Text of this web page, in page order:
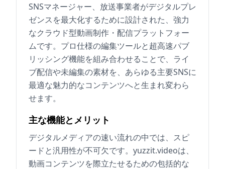
SNSマネージャー、放送事業者がデジタルプレ
ゼンスを最大化するために設計された、強力
なクラウド型動画制作・配信プラットフォー
ムです。プロ仕様の編集ツールと超高速パブ
リッシング機能を組み合わせることで、ライ
ブ配信や未編集の素材を、あらゆる主要SNSに
最適な魅力的なコンテンツへと生まれ変わら
せます。
主な機能とメリット
デジタルメディアの速い流れの中では、スピ
ードと汎用性が不可欠です。yuzzit.videoは、
動画コンテンツを際立たせるための包括的な